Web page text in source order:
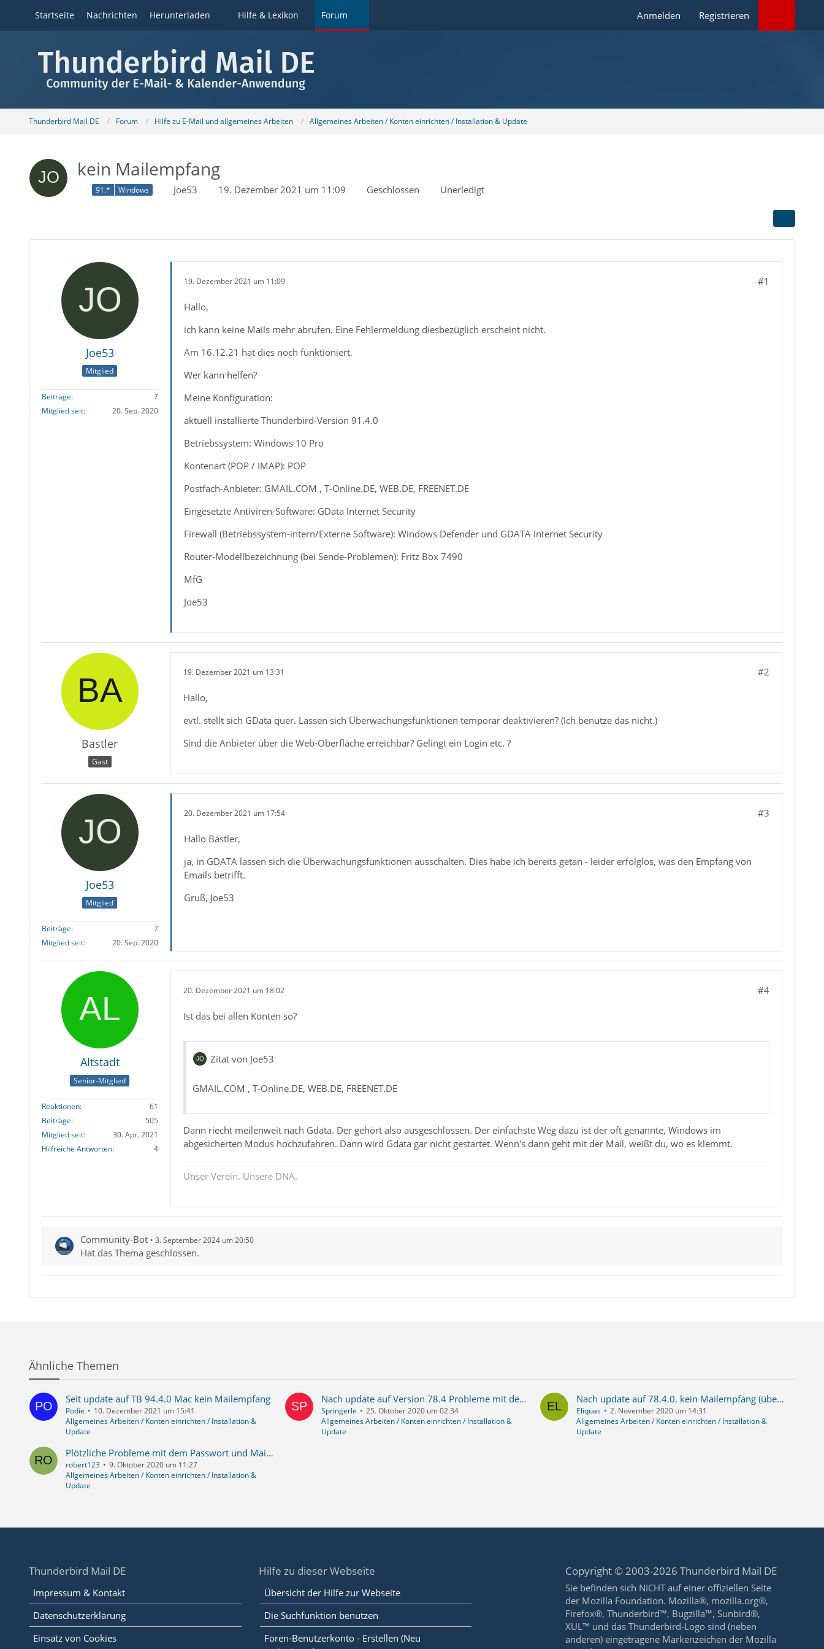
Startseite Nachrichten Herunterladen Hilfe & Lexikon Forum Anmelden Registrieren
Thunderbird Mail DE Forum Hilfe zu E-Mail und allgemeines Arbeiten Allgemeines Arbeiten / Konten einrichten / Installation & Update
kein Mailempfang
91.* Windows Joe53 19. Dezember 2021 um 11:09 Geschlossen Unerledigt
Joe53
Mitglied
Beiträge
7
Mitglied seit
20. Sep. 2020
19. Dezember 2021 um 11:09 #1
Hallo,
ich kann keine Mails mehr abrufen. Eine Fehlermeldung diesbezüglich erscheint nicht.
Am 16.12.21 hat dies noch funktioniert.
Wer kann helfen?
Meine Konfiguration:
aktuell installierte Thunderbird-Version 91.4.0
Betriebssystem: Windows 10 Pro
Kontenart (POP / IMAP): POP
Postfach-Anbieter: GMAIL.COM , T-Online.DE, WEB.DE, FREENET.DE
Eingesetzte Antiviren-Software: GData Internet Security
Firewall (Betriebssystem-intern/Externe Software): Windows Defender und GDATA Internet Security
Router-Modellbezeichnung (bei Sende-Problemen): Fritz Box 7490
MfG
Joe53
Bastler
Gast
19. Dezember 2021 um 13:31 #2
Hallo,
evtl. stellt sich GData quer. Lassen sich Überwachungsfunktionen temporär deaktivieren? (Ich benutze das nicht.)
Sind die Anbieter über die Web-Oberfläche erreichbar? Gelingt ein Login etc. ?
Joe53
Mitglied
Beiträge
7
Mitglied seit
20. Sep. 2020
20. Dezember 2021 um 17:54 #3
Hallo Bastler,
ja, in GDATA lassen sich die Überwachungsfunktionen ausschalten. Dies habe ich bereits getan - leider erfolglos, was den Empfang von
Emails betrifft.
Gruß, Joe53
Altstadt
Senior-Mitglied
Reaktionen
61
Beiträge
505
Mitglied seit
30. Apr. 2021
Hilfreiche Antworten
4
20. Dezember 2021 um 18:02 #4
Ist das bei allen Konten so?
Zitat von Joe53
GMAIL.COM , T-Online.DE, WEB.DE, FREENET.DE
Dann riecht meilenweit nach Gdata. Der gehört also ausgeschlossen. Der einfachste Weg dazu ist der oft genannte, Windows im
abgesicherten Modus hochzufahren. Dann wird Gdata gar nicht gestartet. Wenn's dann geht mit der Mail, weißt du, wo es klemmt.
Unser Verein. Unsere DNA.
Community-Bot 3. September 2024 um 20:50
Hat das Thema geschlossen.
Ähnliche Themen
Seit update auf TB 94.4.0 Mac kein Mailempfang
Podie
10. Dezember 2021 um 15:41
Allgemeines Arbeiten / Konten einrichten / Installation &
Update
Nach update auf Version 78.4 Probleme mit dem Abruf von Mails über Spamihilator
Springerle
25. Oktober 2020 um 02:34
Allgemeines Arbeiten / Konten einrichten / Installation &
Update
Nach update auf 78.4.0. kein Mailempfang (über Spamihilator) mehr
Eliquas
2. November 2020 um 14:31
Allgemeines Arbeiten / Konten einrichten / Installation &
Update
Plötzliche Probleme mit dem Passwort und Mailempfang
robert123
9. Oktober 2020 um 11:27
Allgemeines Arbeiten / Konten einrichten / Installation &
Update
Thunderbird Mail DE
Impressum & Kontakt
Datenschutzerklärung
Einsatz von Cookies
Hilfe zu dieser Webseite
Übersicht der Hilfe zur Webseite
Die Suchfunktion benutzen
Foren-Benutzerkonto - Erstellen (Neu
Copyright © 2003-2026 Thunderbird Mail DE
Sie befinden sich NICHT auf einer offiziellen Seite
der Mozilla Foundation. Mozilla®, mozilla.org®,
Firefox®, Thunderbird™, Bugzilla™, Sunbird®,
XUL™ und das Thunderbird-Logo sind (neben
anderen) eingetragene Markenzeichen der Mozilla